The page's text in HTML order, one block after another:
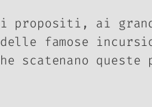
propositi, ai
famose
scatenano queste